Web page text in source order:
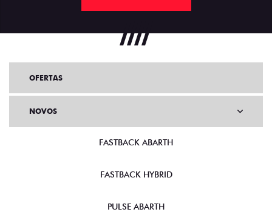
OFERTAS
NOVOS
FASTBACK ABARTH
FASTBACK HYBRID
PULSE ABARTH